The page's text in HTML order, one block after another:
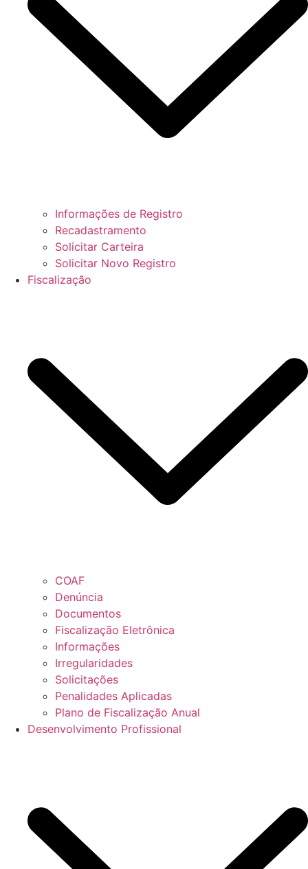
Informações de Registro
Recadastramento
Solicitar Carteira
Solicitar Novo Registro
Fiscalização
COAF
Denúncia
Documentos
Fiscalização Eletrônica
Informações
Irregularidades
Solicitações
Penalidades Aplicadas
Plano de Fiscalização Anual
Desenvolvimento Profissional